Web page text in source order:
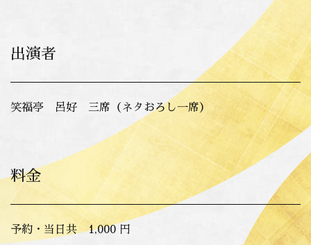
出演者
笑福亭 呂好 三席（ネタおろし一席）
料金
予約・当日共 1,000 円